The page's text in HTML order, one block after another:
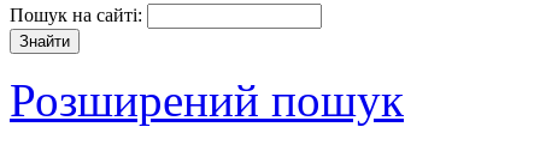
Пошук на сайті:
Розширений пошук